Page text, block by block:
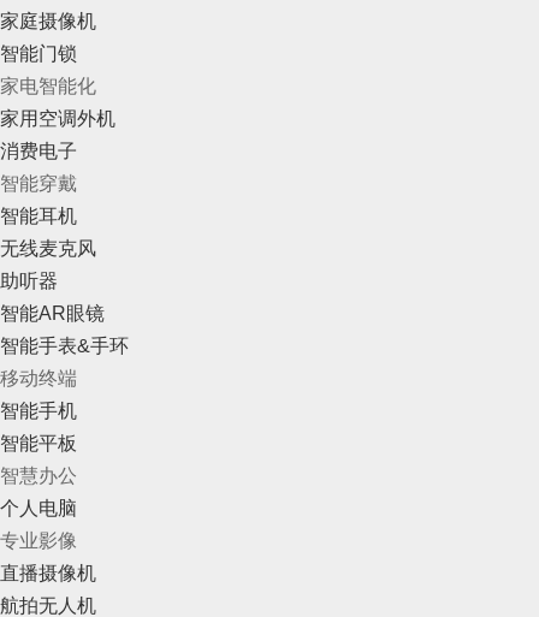
家庭摄像机
智能门锁
家电智能化
家用空调外机
消费电子
智能穿戴
智能耳机
无线麦克风
助听器
智能AR眼镜
智能手表&手环
移动终端
智能手机
智能平板
智慧办公
个人电脑
专业影像
直播摄像机
航拍无人机